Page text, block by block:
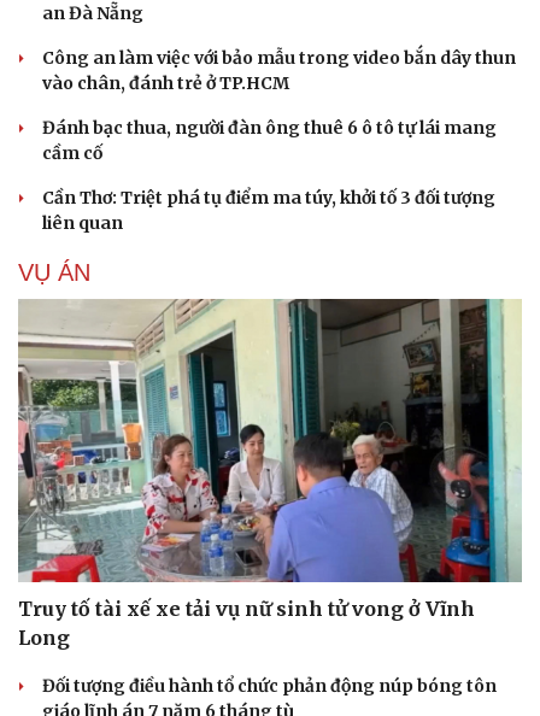
an Đà Nẵng
Công an làm việc với bảo mẫu trong video bắn dây thun
vào chân, đánh trẻ ở TP.HCM
Đánh bạc thua, người đàn ông thuê 6 ô tô tự lái mang
cầm cố
Cần Thơ: Triệt phá tụ điểm ma túy, khởi tố 3 đối tượng
liên quan
VỤ ÁN
Truy tố tài xế xe tải vụ nữ sinh tử vong ở Vĩnh
Long
Đối tượng điều hành tổ chức phản động núp bóng tôn
giáo lĩnh án 7 năm 6 tháng tù